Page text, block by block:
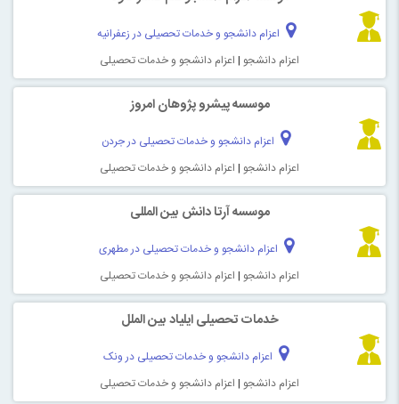
اعزام دانشجو و خدمات تحصیلی در زعفرانیه
اعزام دانشجو | اعزام دانشجو و خدمات تحصیلی
موسسه پیشرو پژوهان امروز
اعزام دانشجو و خدمات تحصیلی در جردن
اعزام دانشجو | اعزام دانشجو و خدمات تحصیلی
موسسه آرتا دانش بین المللی
اعزام دانشجو و خدمات تحصیلی در مطهری
اعزام دانشجو | اعزام دانشجو و خدمات تحصیلی
خدمات تحصیلی ایلیاد بین الملل
اعزام دانشجو و خدمات تحصیلی در ونک
اعزام دانشجو | اعزام دانشجو و خدمات تحصیلی